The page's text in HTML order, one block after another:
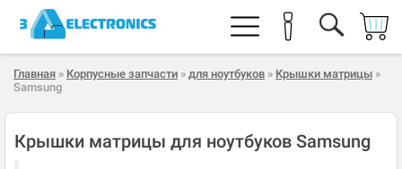
Главная » Корпусные запчасти » для ноутбуков » Крышки матрицы »
Samsung
Крышки матрицы для ноутбуков Samsung